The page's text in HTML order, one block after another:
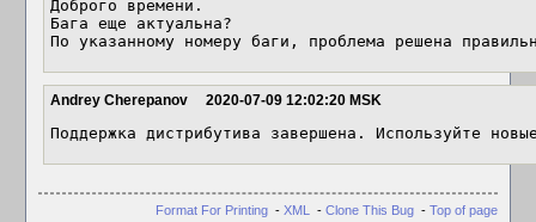
Доброго времени.
Бага еще актуальна?
По указанному номеру баги, проблема решена
Andrey Cherepanov 2020-07-09 12:02:20 MSK
Поддержка дистрибутива завершена. Используйте
Format For Printing - XML - Clone This Bug - Top of page